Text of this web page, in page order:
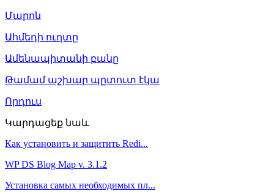
Մարոն
Ահմեդի ուղտը
Ամենապիտանի բանը
Թամամ աշխար պըտուտ էկա
Որդուս
Կարդացեք նաև
Как установить и защитить Redi...
WP DS Blog Map v. 3.1.2
Установка самых необходимых пл...